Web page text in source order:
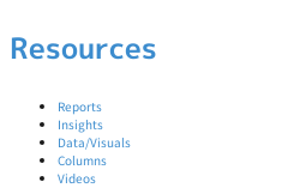
Resources
Reports
Insights
Data/Visuals
Columns
Videos